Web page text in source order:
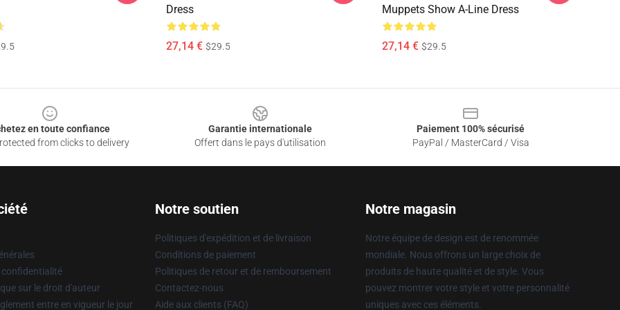
Dress
27,14 € $29.5
Muppets Show A-Line Dress
27,14 € $29.5
en toute confiance
from clicks to delivery
Garantie internationale
Offert dans le pays d'utilisation
Paiement 100% sécurisé
PayPal / MasterCard / Visa
confidentialité
sur le droit d'auteur
entre en vigueur le jour
Notre soutien
Politiques d'expédition et de livraison
Conditions de paiement
Politiques de retour et de remboursement
Contactez-nous
Aide aux clients (FAQ)
Notre magasin
Notre équipe de design est de renommée
mondiale. Nous offrons un large choix de
produits de haute qualité et de style. Vous
pouvez montrer votre style et votre personnalité
uniques avec ces éléments.